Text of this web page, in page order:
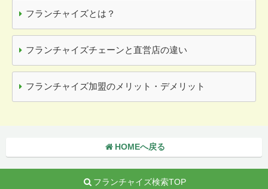
フランチャイズとは？
フランチャイズチェーンと直営店の違い
フランチャイズ加盟のメリット・デメリット
HOMEへ戻る
フランチャイズ検索TOP